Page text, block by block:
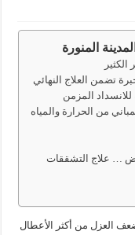
المنورة
تضمن العلاج النهائي
المزمن
من الحرارة والمياه
… علاج التشققات
العزل من أكثر الأعطال